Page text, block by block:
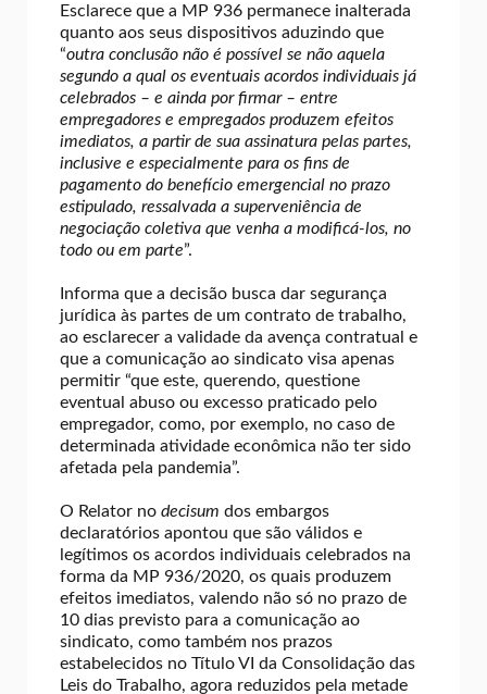
Esclarece que a MP 936 permanece inalterada
quanto aos seus dispositivos aduzindo que
“outra conclusão não é possível se não aquela
segundo a qual os eventuais acordos individuais já
celebrados – e ainda por firmar – entre
empregadores e empregados produzem efeitos
imediatos, a partir de sua assinatura pelas partes,
inclusive e especialmente para os fins de
pagamento do benefício emergencial no prazo
estipulado, ressalvada a superveniência de
negociação coletiva que venha a modificá-los, no
todo ou em parte”.
Informa que a decisão busca dar segurança
jurídica às partes de um contrato de trabalho,
ao esclarecer a validade da avença contratual e
que a comunicação ao sindicato visa apenas
permitir “que este, querendo, questione
eventual abuso ou excesso praticado pelo
empregador, como, por exemplo, no caso de
determinada atividade econômica não ter sido
afetada pela pandemia”.
O Relator no decisum dos embargos
declaratórios apontou que são válidos e
legítimos os acordos individuais celebrados na
forma da MP 936/2020, os quais produzem
efeitos imediatos, valendo não só no prazo de
10 dias previsto para a comunicação ao
sindicato, como também nos prazos
estabelecidos no Título VI da Consolidação das
Leis do Trabalho, agora reduzidos pela metade